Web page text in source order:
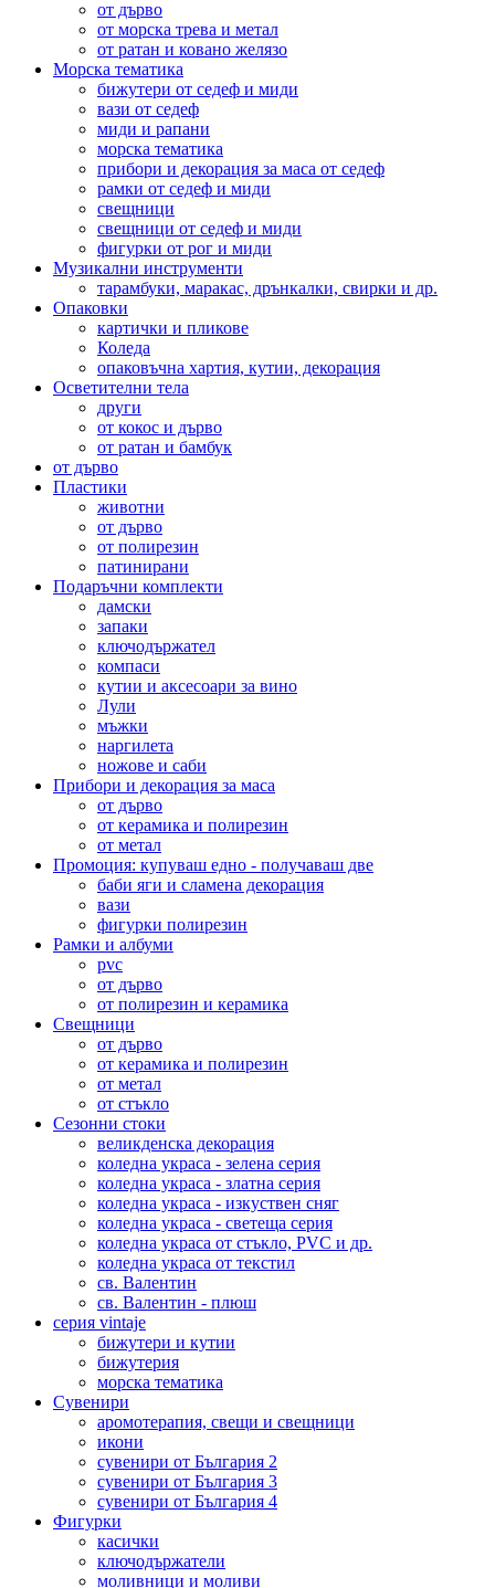
от дърво
от морска трева и метал
от ратан и ковано желязо
Морска тематика
бижутери от седеф и миди
вази от седеф
миди и рапани
морска тематика
прибори и декорация за маса от седеф
рамки от седеф и миди
свещници
свещници от седеф и миди
фигурки от рог и миди
Музикални инструменти
тарамбуки, маракас, дрънкалки, свирки и др.
Опаковки
картички и пликове
Коледа
опаковъчна хартия, кутии, декорация
Осветителни тела
други
от кокос и дърво
от ратан и бамбук
от дърво
Пластики
животни
от дърво
от полирезин
патинирани
Подаръчни комплекти
дамски
запаки
ключодържател
компаси
кутии и аксесоари за вино
Лули
мъжки
наргилета
ножове и саби
Прибори и декорация за маса
от дърво
от керамика и полирезин
от метал
Промоция: купуваш едно - получаваш две
баби яги и сламена декорация
вази
фигурки полирезин
Рамки и албуми
pvc
от дърво
от полирезин и керамика
Свещници
от дърво
от керамика и полирезин
от метал
от стъкло
Сезонни стоки
великденска декорация
коледна украса - зелена серия
коледна украса - златна серия
коледна украса - изкуствен сняг
коледна украса - светеща серия
коледна украса от стъкло, PVC и др.
коледна украса от текстил
св. Валентин
св. Валентин - плюш
серия vintaje
бижутери и кутии
бижутерия
морска тематика
Сувенири
аромотерапия, свещи и свещници
икони
сувенири от България 2
сувенири от България 3
сувенири от България 4
Фигурки
касички
ключодържатели
моливници и моливи